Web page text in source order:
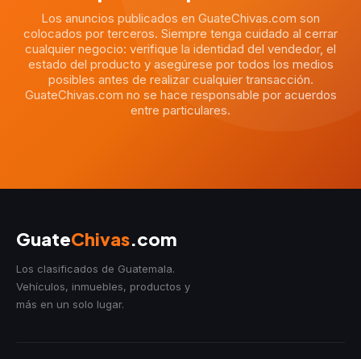
Los anuncios publicados en GuateChivas.com son
colocados por terceros. Siempre tenga cuidado al cerrar
cualquier negocio: verifique la identidad del vendedor, el
estado del producto y asegúrese por todos los medios
posibles antes de realizar cualquier transacción.
GuateChivas.com no se hace responsable por acuerdos
entre particulares.
GuateChivas.com
Los clasificados de Guatemala.
Vehículos, inmuebles, productos y
más en un solo lugar.